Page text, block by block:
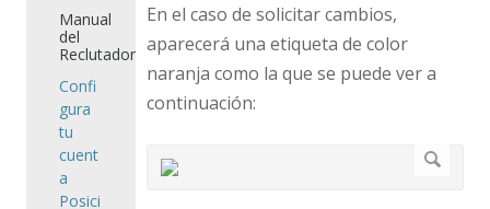
En el caso de solicitar cambios,
aparecerá una etiqueta de color
naranja como la que se puede ver a
continuación:
Manual
del
Reclutador
Confi
gura
tu
cuent
a
Posici